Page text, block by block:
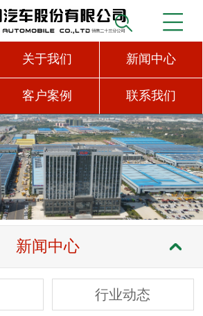
关于我们 新闻中心
客户案例 联系我们
新闻中心
行业动态